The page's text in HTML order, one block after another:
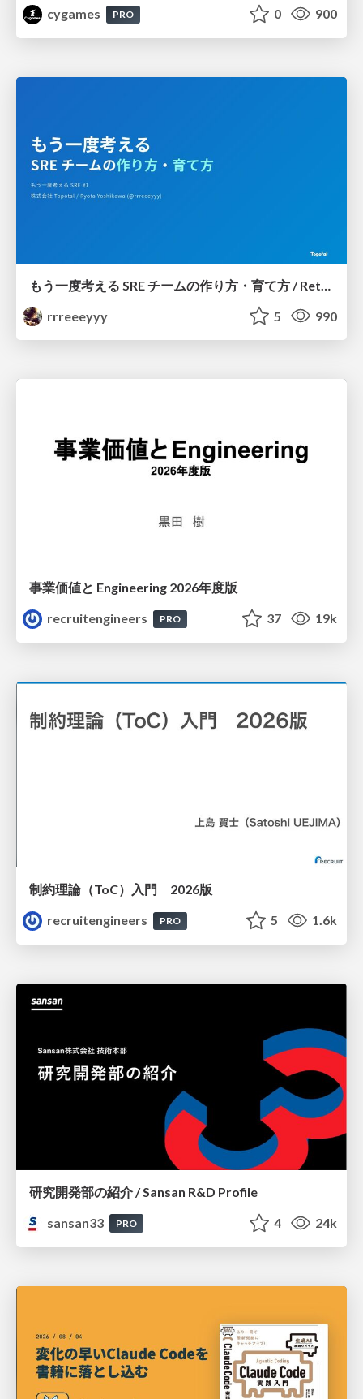
cygames
PRO 0 900
rrreeeyyy
5 990
事業価値と Engineering 2026年度版
recruitengineers
PRO 37 19k
制約理論（ToC）入門 2026版
recruitengineers
PRO 5 1.6k
研究開発部の紹介 / Sansan R&D Profile
sansan33
PRO 4 24k